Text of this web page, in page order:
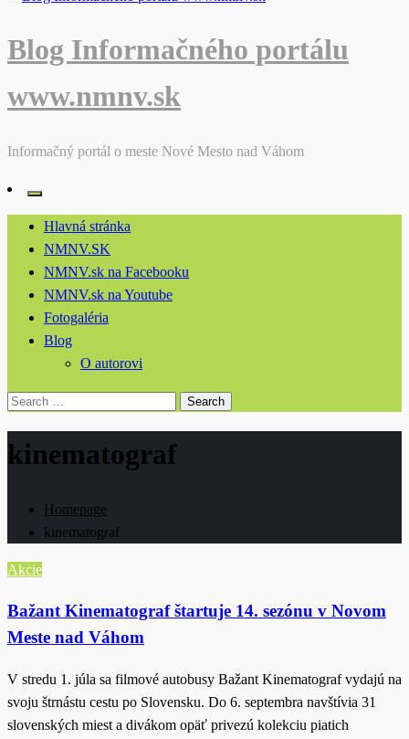
Blog Informačného portálu
www.nmnv.sk
Informačný portál o meste Nové Mesto nad Váhom
Hlavná stránka
NMNV.SK
NMNV.sk na Facebooku
NMNV.sk na Youtube
Fotogaléria
Blog
O autorovi
Search
kinematograf
Homepage
kinematograf
Akcie
Bažant Kinematograf štartuje 14. sezónu v Novom
Meste nad Váhom
V stredu 1. júla sa filmové autobusy Bažant Kinematograf vydajú na
svoju štrnástu cestu po Slovensku. Do 6. septembra navštívia 31
slovenských miest a divákom opäť privezú kolekciu piatich